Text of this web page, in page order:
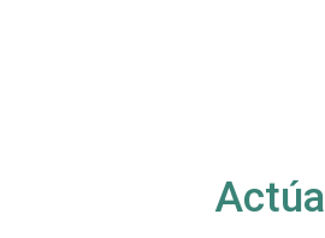
Actúa